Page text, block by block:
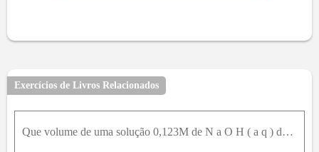
Exercícios de Livros Relacionados
Que volume de uma solução 0,123M de N a O H ( a q ) deve ser adicionado a 125m L de uma solução 0,197M de H 2 S O 3 ( a q ) para atingir (a) o primeiro ponto estequiométrico; (b) o segundo ponto esteq